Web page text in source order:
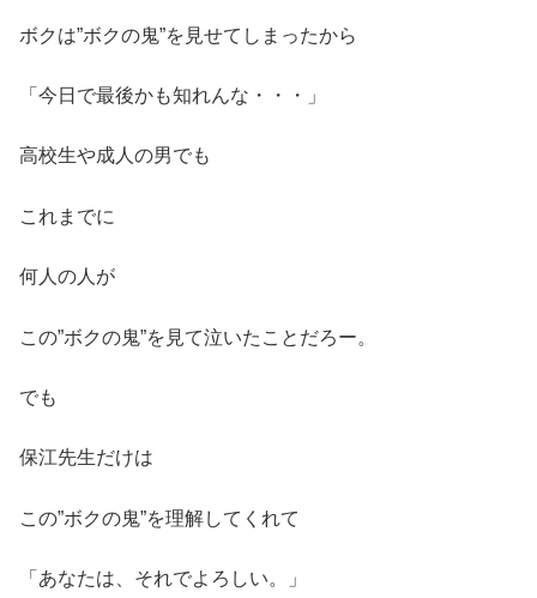
ボクは”ボクの鬼”を見せてしまったから
「今日で最後かも知れんな・・・」
高校生や成人の男でも
これまでに
何人の人が
この”ボクの鬼”を見て泣いたことだろー。
でも
保江先生だけは
この”ボクの鬼”を理解してくれて
「あなたは、それでよろしい。」